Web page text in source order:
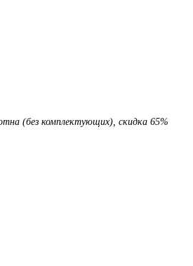
(без комплектующих), скидка 65%